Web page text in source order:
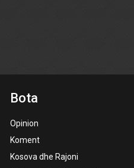
Bota
Opinion
Koment
Kosova dhe Rajoni